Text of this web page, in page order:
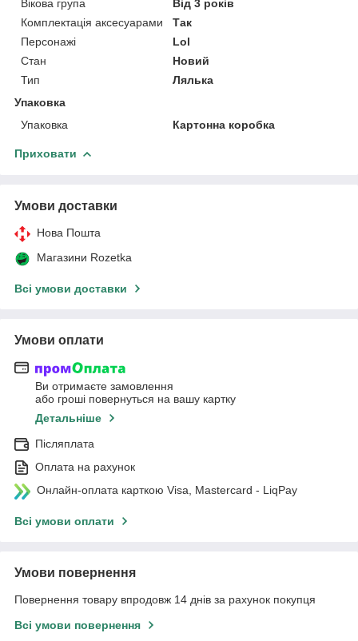
Вікова група
Від 3 років
Комплектація аксесуарами
Так
Персонажі
Lol
Стан
Новий
Тип
Лялька
Упаковка
Упаковка
Картонна коробка
Приховати
Умови доставки
Нова Пошта
Магазини Rozetka
Всі умови доставки
Умови оплати
Ви отримаєте замовлення
або гроші повернуться на вашу картку
Детальніше
Післяплата
Оплата на рахунок
Онлайн-оплата карткою Visa, Mastercard - LiqPay
Всі умови оплати
Умови повернення
Повернення товару впродовж 14 днів за рахунок покупця
Всі умови повернення